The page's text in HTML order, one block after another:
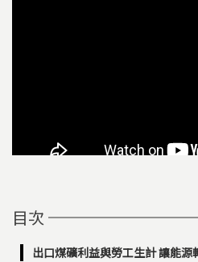
目次
出口煤礦利益與勞工生計 讓能源